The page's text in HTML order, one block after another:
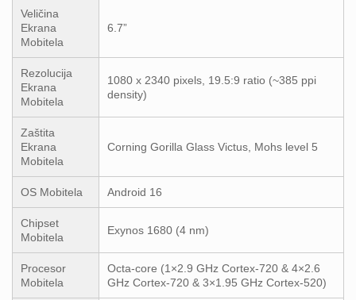
Veličina
Ekrana
Mobitela
6.7”
Rezolucija
Ekrana
Mobitela
1080 x 2340 pixels, 19.5:9 ratio (~385 ppi
density)
Zaštita
Ekrana
Mobitela
Corning Gorilla Glass Victus, Mohs level 5
OS Mobitela Android 16
Chipset
Mobitela
Exynos 1680 (4 nm)
Procesor
Mobitela
Octa-core (1×2.9 GHz Cortex-720 & 4×2.6
GHz Cortex-720 & 3×1.95 GHz Cortex-520)